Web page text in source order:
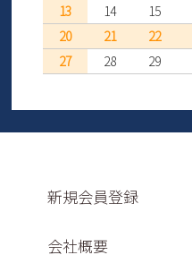
13
14 15
20
21 22
27
28 29
新規会員登録
会社概要